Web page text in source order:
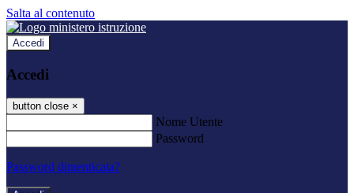
Salta al contenuto
Accedi
Accedi
button close ×
Nome Utente
Password
Password dimenticata?